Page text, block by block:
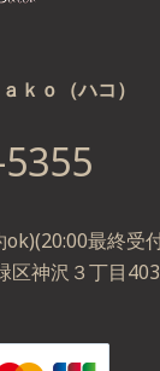
ｋｏ（ハコ）
最終受
区神沢３丁目